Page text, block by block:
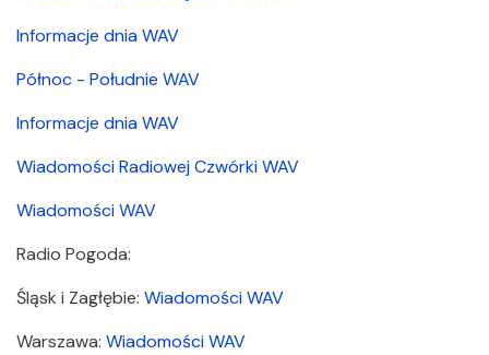
Informacje dnia WAV
Północ - Południe WAV
Informacje dnia WAV
Wiadomości Radiowej Czwórki WAV
Wiadomości WAV
Radio Pogoda:
Śląsk i Zagłębie: Wiadomości WAV
Warszawa: Wiadomości WAV